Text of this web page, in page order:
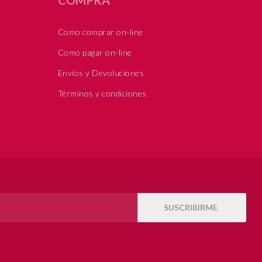
SUSCRIBIRME
Como comprar on-line
Como pagar on-line
Envíos y Devoluciones
Términos y condiciones